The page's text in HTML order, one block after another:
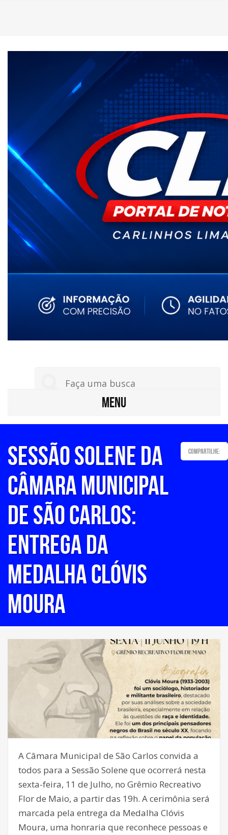
MENU
Sessão Solene da
Câmara Municipal
de São Carlos:
Entrega da
Medalha Clóvis
Moura
Compartilhe:
A Câmara Municipal de São Carlos convida a
todos para a Sessão Solene que ocorrerá nesta
sexta-feira, 11 de Julho, no Grêmio Recreativo
Flor de Maio, a partir das 19h. A cerimônia será
marcada pela entrega da Medalha Clóvis
Moura, uma honraria que reconhece pessoas e